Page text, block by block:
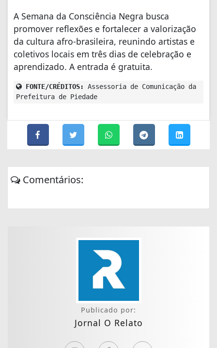
A Semana da Consciência Negra busca
promover reflexões e fortalecer a valorização
da cultura afro-brasileira, reunindo artistas e
coletivos locais em três dias de celebração e
aprendizado. A entrada é gratuita.
FONTE/CRÉDITOS:
Assessoria de Comunicação da
Prefeitura de Piedade
Comentários:
Publicado por:
Jornal O Relato